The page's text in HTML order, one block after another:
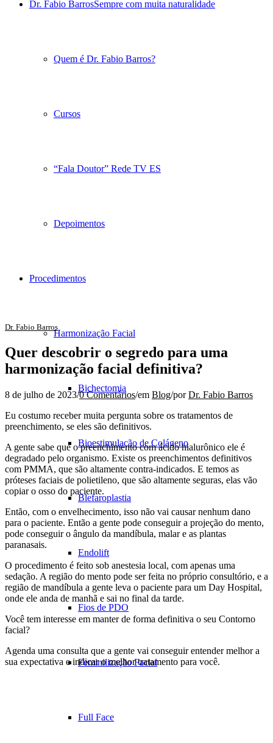
Dr. Fabio BarrosSempre com muita naturalidade
Quem é Dr. Fabio Barros?
Cursos
“Fala Doutor” Rede TV ES
Depoimentos
Procedimentos
Harmonização Facial
Bichectomia
Bioestimulação de Colágeno
Blefaroplastia
Endolift
Fios de PDO
Feminilização Facial
Full Face
Dr. Fabio Barros
Quer descobrir o segredo para uma
harmonização facial definitiva?
8 de julho de 2023/0 Comentários/em Blog/porDr. Fabio Barros
Eu costumo receber muita pergunta sobre os tratamentos de
preenchimento, se eles são definitivos.
A gente sabe que o preenchimento com ácido hialurônico ele é
degradado pelo organismo. Existe os preenchimentos definitivos
com PMMA, que são altamente contra-indicados. E temos as
próteses faciais de polietileno, que são altamente seguras, elas vão
copiar o osso do paciente.
Então, com o envelhecimento, isso não vai causar nenhum dano
para o paciente. Então a gente pode conseguir a projeção do mento,
pode conseguir o ângulo da mandíbula, malar e as plantas
paranasais.
O procedimento é feito sob anestesia local, com apenas uma
sedação. A região do mento pode ser feita no próprio consultório, e a
região de mandíbula a gente leva o paciente para um Day Hospital,
onde ele anda de manhã e sai no final da tarde.
Você tem interesse em manter de forma definitiva o seu Contorno
facial?
Agenda uma consulta que a gente vai conseguir entender melhor a
sua expectativa e indicar o melhor tratamento para você.